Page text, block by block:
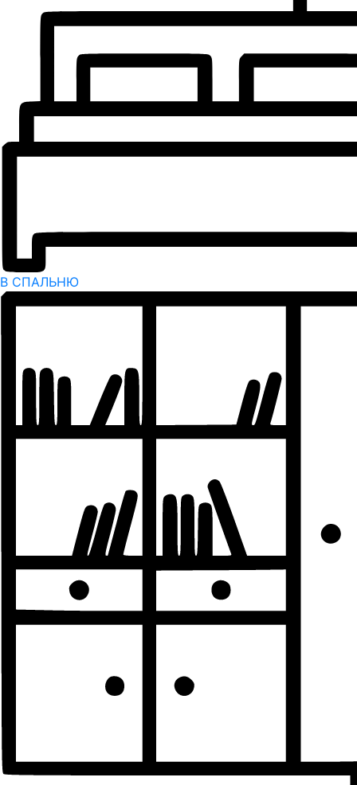
В СПАЛЬНЮ